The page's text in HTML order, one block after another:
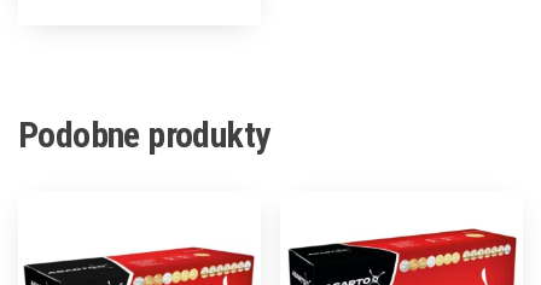
Podobne produkty